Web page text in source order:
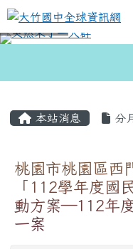
跳至主內容區
大竹國中全球
本站消息 分
桃園市桃園區西
「112學年度國
動方案―112年
一案